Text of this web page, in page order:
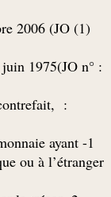
2006 (JO
1975(JO n°
ayant
ou à l’étranger